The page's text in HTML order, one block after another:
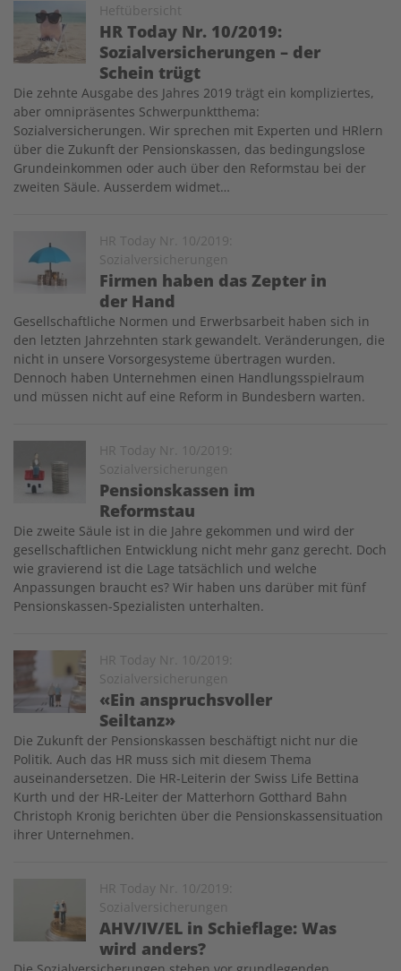
Heftübersicht
HR Today Nr. 10/2019:
Sozialversicherungen – der
Schein trügt
Image
Die zehnte Ausgabe des Jahres 2019 trägt ein kompliziertes,
aber omnipräsentes Schwerpunktthema:
Sozialversicherungen. Wir sprechen mit Experten und HRlern
über die Zukunft der Pensionskassen, das bedingungslose
Grundeinkommen oder auch über den Reformstau bei der
zweiten Säule. Ausserdem widmet…
HR Today Nr. 10/2019:
Sozialversicherungen
Firmen haben das Zepter in
der Hand
Image
Gesellschaftliche Normen und Erwerbsarbeit haben sich in
den letzten Jahrzehnten stark gewandelt. Veränderungen, die
nicht in unsere Vorsorgesysteme übertragen wurden.
Dennoch haben Unternehmen einen Handlungsspielraum
und müssen nicht auf eine Reform in Bundesbern warten.
HR Today Nr. 10/2019:
Sozialversicherungen
Pensionskassen im
Reformstau
Die zweite Säule ist in die Jahre gekommen und wird der
gesellschaftlichen Entwicklung nicht mehr ganz gerecht. Doch
wie gravierend ist die Lage tatsächlich und welche
Anpassungen braucht es? Wir haben uns darüber mit fünf
Pensionskassen-Spezialisten unterhalten.
HR Today Nr. 10/2019:
Sozialversicherungen
«Ein anspruchsvoller
Seiltanz»
Image
Die Zukunft der Pensionskassen beschäftigt nicht nur die
Politik. Auch das HR muss sich mit diesem Thema
auseinandersetzen. Die HR-Leiterin der Swiss Life Bettina
Kurth und der HR-Leiter der Matterhorn Gotthard Bahn
Christoph Kronig berichten über die Pensionskassensituation
ihrer Unternehmen.
HR Today Nr. 10/2019:
Sozialversicherungen
AHV/IV/EL in Schieflage: Was
wird anders?